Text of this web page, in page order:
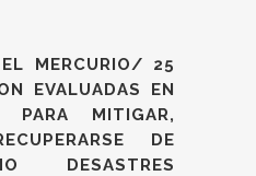
MERCURIO/ 25
EVALUADAS EN
PARA MITIGAR,
DE
DESASTRES